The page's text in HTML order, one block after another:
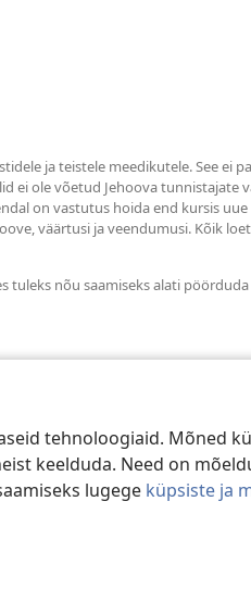
tehnoloogiaid. Mõned
keelduda. Need on
lugege küpsiste ja
ja teistele meedikutele. See ei
ole võetud Jehoova tunnistajate
on vastutus hoida end kursis
väärtusi ja veendumusi. Kõik
tuleks nõu saamiseks alati